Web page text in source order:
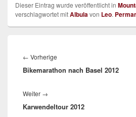
Dieser Eintrag wurde veröffentlicht in
verschlagwortet mitAlbulavon Leo.
Navigation
← Vorherige
Beitrag:
Bikemarathon nach Basel 2012
Weiter →
Beitrag:
Karwendeltour 2012